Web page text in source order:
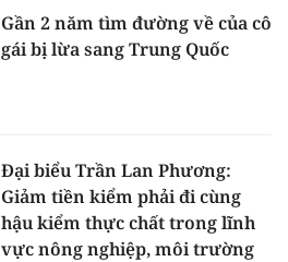
Gần 2 năm tìm đường về của cô
gái bị lừa sang Trung Quốc
Đại biểu Trần Lan Phương:
Giảm tiền kiểm phải đi cùng
hậu kiểm thực chất trong lĩnh
vực nông nghiệp, môi trường